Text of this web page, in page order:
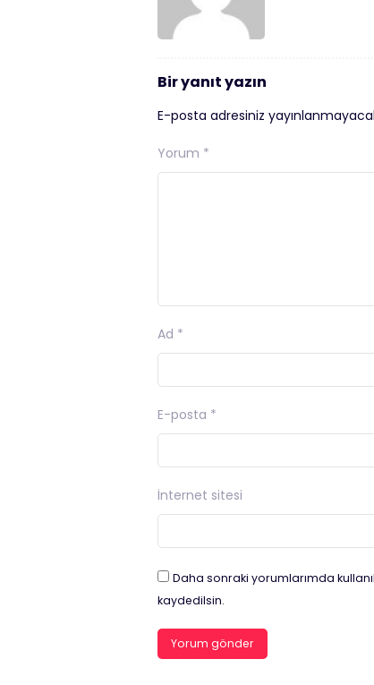
Bir yanıt yazın
E-posta adresiniz
Yorum *
Ad *
E-posta *
İnternet sitesi
Daha sonraki yorumlarımda
kaydedilsin.